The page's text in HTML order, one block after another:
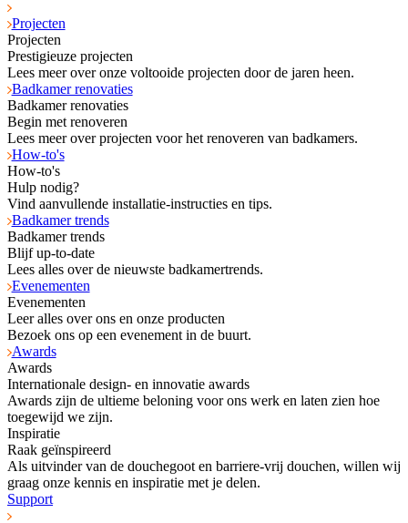
Projecten
Projecten
Prestigieuze projecten
Lees meer over onze voltooide projecten door de jaren heen.
Badkamer renovaties
Badkamer renovaties
Begin met renoveren
Lees meer over projecten voor het renoveren van badkamers.
How-to's
How-to's
Hulp nodig?
Vind aanvullende installatie-instructies en tips.
Badkamer trends
Badkamer trends
Blijf up-to-date
Lees alles over de nieuwste badkamertrends.
Evenementen
Evenementen
Leer alles over ons en onze producten
Bezoek ons op een evenement in de buurt.
Awards
Awards
Internationale design- en innovatie awards
Awards zijn de ultieme beloning voor ons werk en laten zien hoe
toegewijd we zijn.
Inspiratie
Raak geïnspireerd
Als uitvinder van de douchegoot en barriere-vrij douchen, willen wij
graag onze kennis en inspiratie met je delen.
Support